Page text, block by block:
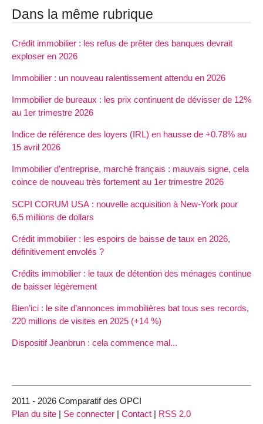
Dans la même rubrique
Crédit immobilier : les refus de prêter des banques devrait
exploser en 2026
Immobilier : un nouveau ralentissement attendu en 2026
Immobilier de bureaux : les prix continuent de dévisser de 12%
au 1er trimestre 2026
Indice de référence des loyers (IRL) en hausse de +0.78% au
15 avril 2026
Immobilier d’entreprise, marché français : mauvais signe, cela
coince de nouveau très fortement au 1er trimestre 2026
SCPI CORUM USA : nouvelle acquisition à New-York pour
6,5 millions de dollars
Crédit immobilier : les espoirs de baisse de taux en 2026,
définitivement envolés ?
Crédits immobilier : le taux de détention des ménages continue
de baisser légèrement
Bien’ici : le site d’annonces immobilières bat tous ses records,
220 millions de visites en 2025 (+14 %)
Dispositif Jeanbrun : cela commence mal...
2011 - 2026 Comparatif des OPCI
Plan du site | Se connecter | Contact | RSS 2.0